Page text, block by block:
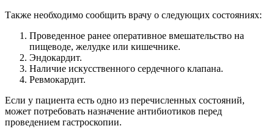
Также необходимо сообщить врачу о следующих состояниях:
Проведенное ранее оперативное вмешательство на
пищеводе, желудке или кишечнике.
Эндокардит.
Наличие искусственного сердечного клапана.
Ревмокардит.
Если у пациента есть одно из перечисленных состояний,
может потребовать назначение антибиотиков перед
проведением гастроскопии.